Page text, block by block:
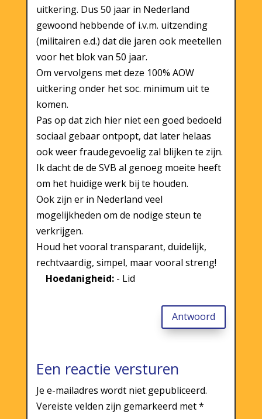
uitkering. Dus 50 jaar in Nederland
gewoond hebbende of i.v.m. uitzending
(militairen e.d.) dat die jaren ook meetellen
voor het blok van 50 jaar.
Om vervolgens met deze 100% AOW
uitkering onder het soc. minimum uit te
komen.
Pas op dat zich hier niet een goed bedoeld
sociaal gebaar ontpopt, dat later helaas
ook weer fraudegevoelig zal blijken te zijn.
Ik dacht de de SVB al genoeg moeite heeft
om het huidige werk bij te houden.
Ook zijn er in Nederland veel
mogelijkheden om de nodige steun te
verkrijgen.
Houd het vooral transparant, duidelijk,
rechtvaardig, simpel, maar vooral streng!
Hoedanigheid:- Lid
Antwoord
Een reactie versturen
Je e-mailadres wordt niet gepubliceerd.
Vereiste velden zijn gemarkeerd met*